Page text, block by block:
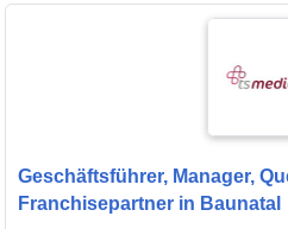
Geschäftsführer, Manager,
Franchisepartner in Baunatal